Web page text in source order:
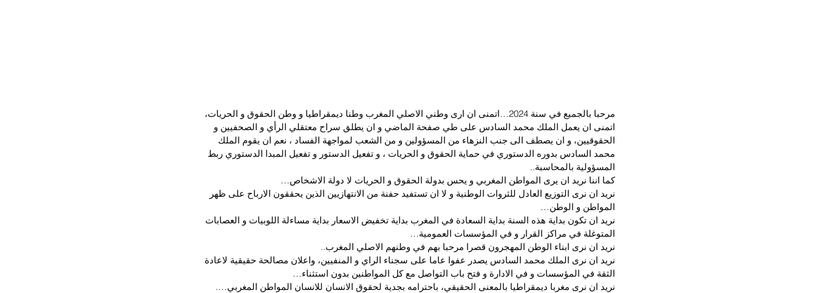
مرحبا بالجميع في سنة 2024…اتمنى ان ارى وطني الاصلي المغرب وطنا ديمقراطيا و وطن الحقوق و الحريات،
اتمنى ان يعمل الملك محمد السادس على طي صفحة الماضي و ان يطلق سراح معتقلي الرأي و الصحفيين و
الحقوقيين، و ان يصطف الى جنب النزهاء من المسؤولين و من الشعب لمواجهة الفساد ، نعم ان يقوم الملك
محمد السادس بدوره الدستوري في حماية الحقوق و الحريات ، و تفعيل الدستور و تفعيل المبدا الدستوري ربط
المسؤولية بالمحاسبة..
كما اننا نريد ان يرى المواطن المغربي و يحس بدولة الحقوق و الحريات لا دولة الاشخاص…
نريد ان نرى التوزيع العادل للثروات الوطنية و لا ان تستفيد حفنة من الانتهازيين الذين يحققون الارباح على ظهر
المواطن و الوطن…
نريد ان تكون بداية هذه السنة بداية السعادة في المغرب بداية تخفيض الاسعار بداية مساءلة اللوبيات و العصابات
المتوغلة في مراكز القرار و في المؤسسات العمومية…
نريد ان نرى ابناء الوطن المهجرون قصرا مرحبا بهم في وطنهم الاصلي المغرب..
نريد ان نرى الملك محمد السادس يصدر عفوا عاما على سجناء الراي و المنفيين، واعلان مصالحة حقيقية لاعادة
الثقة في المؤسسات و في الادارة و فتح باب التواصل مع كل المواطنين بدون استثناء…
نريد ان نرى مغربا ديمقراطيا بالمعنى الحقيقي، باحترامه بجدية لحقوق الانسان للانسان المواطن المغربي….